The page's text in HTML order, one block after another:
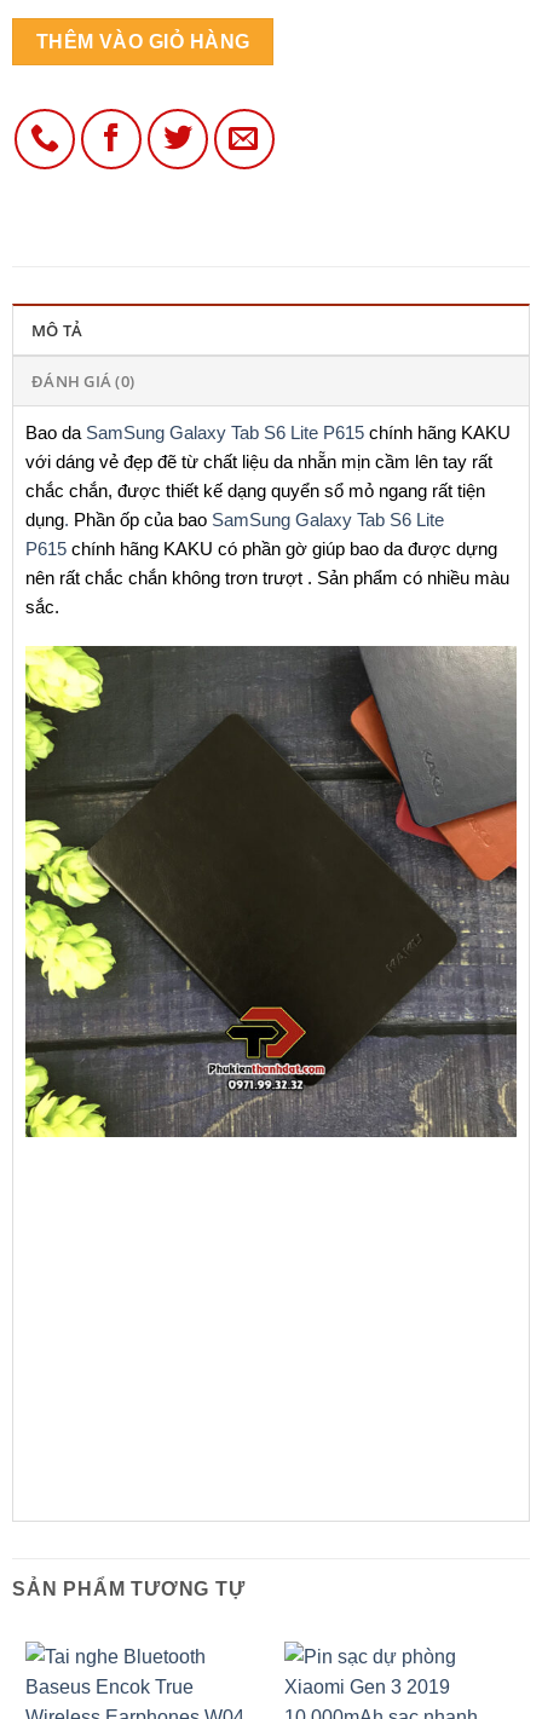
THÊM VÀO GIỎ HÀNG
MÔ TẢ
ĐÁNH GIÁ (0)
Bao da SamSung Galaxy Tab S6 Lite P615 chính hãng KAKU
với dáng vẻ đẹp đẽ từ chất liệu da nhẵn mịn cầm lên tay rất
chắc chắn, được thiết kế dạng quyển sổ mỏ ngang rất tiện
dụng. Phần ốp của bao SamSung Galaxy Tab S6 Lite
P615 chính hãng KAKU có phần gờ giúp bao da được dựng
nên rất chắc chắn không trơn trượt . Sản phẩm có nhiều màu
sắc.
SẢN PHẨM TƯƠNG TỰ